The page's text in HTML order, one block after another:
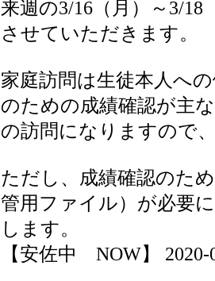
来週の3/16（月）～3/
させていただきます。
家庭訪問は生徒本人へ
のための成績確認が主
の訪問になりますので
ただし、成績確認のた
管用ファイル）が必要
します。
【安佐中 NOW】 2020-